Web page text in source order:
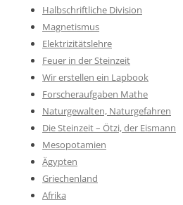
Halbschriftliche Division
Magnetismus
Elektrizitätslehre
Feuer in der Steinzeit
Wir erstellen ein Lapbook
Forscheraufgaben Mathe
Naturgewalten, Naturgefahren
Die Steinzeit – Ötzi, der Eismann
Mesopotamien
Ägypten
Griechenland
Afrika